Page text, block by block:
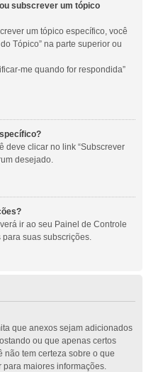
subscrever um tópico
um tópico específico, você
Tópico” na parte superior ou
me quando for respondida”
deve clicar no link “Subscrever
desejado.
ir ao seu Painel de Controle
suas subscrições.
que anexos sejam adicionados
ou que apenas certos
não tem certeza sobre o que
maiores informações.